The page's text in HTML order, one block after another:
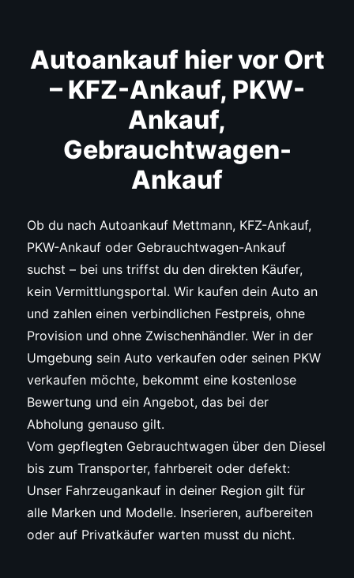
Autoankauf hier vor Ort
– KFZ-Ankauf, PKW-
Ankauf,
Gebrauchtwagen-
Ankauf
Ob du nach Autoankauf Mettmann, KFZ-Ankauf,
PKW-Ankauf oder Gebrauchtwagen-Ankauf
suchst – bei uns triffst du den direkten Käufer,
kein Vermittlungsportal. Wir kaufen dein Auto an
und zahlen einen verbindlichen Festpreis, ohne
Provision und ohne Zwischenhändler. Wer in der
Umgebung sein Auto verkaufen oder seinen PKW
verkaufen möchte, bekommt eine kostenlose
Bewertung und ein Angebot, das bei der
Abholung genauso gilt.
Vom gepflegten Gebrauchtwagen über den Diesel
bis zum Transporter, fahrbereit oder defekt:
Unser Fahrzeugankauf in deiner Region gilt für
alle Marken und Modelle. Inserieren, aufbereiten
oder auf Privatkäufer warten musst du nicht.